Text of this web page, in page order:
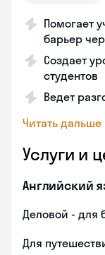
Помогает
барьер
Создает
студентов
Ведет
Читать дальше
Услуги и
Английский
Деловой - для
Для